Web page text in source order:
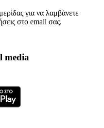
για να λαμβάνετε
στο email σας.
media